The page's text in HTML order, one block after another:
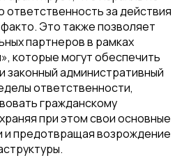
за действия
Это также позволяет
партнеров в рамках
которые могут обеспечить
законный административный
ответственности,
гражданскому
при этом свои основные
и предотвращая возрождение